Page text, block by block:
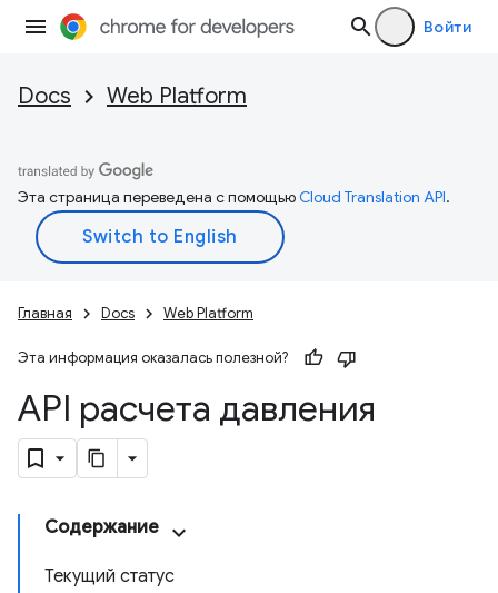
Войти
Docs Web Platform
Эта страница переведена с помощьюCloud Translation API.
Главная Docs Web Platform
Эта информация оказалась полезной?
API расчета давления
Содержание
Текущий статус